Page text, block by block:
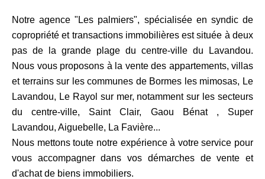
Notre agence "Les palmiers", spécialisée en syndic de
copropriété et transactions immobilières est située à deux
pas de la grande plage du centre-ville du Lavandou.
Nous vous proposons à la vente des appartements, villas
et terrains sur les communes de Bormes les mimosas, Le
Lavandou, Le Rayol sur mer, notamment sur les secteurs
du centre-ville, Saint Clair, Gaou Bénat , Super
Lavandou, Aiguebelle, La Favière...
Nous mettons toute notre expérience à votre service pour
vous accompagner dans vos démarches de vente et
d'achat de biens immobiliers.